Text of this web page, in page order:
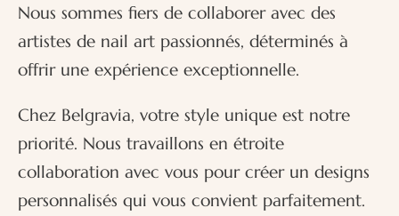
Nous sommes fiers de collaborer avec des
artistes de nail art passionnés, déterminés à
offrir une expérience exceptionnelle.
Chez Belgravia, votre style unique est notre
priorité. Nous travaillons en étroite
collaboration avec vous pour créer un designs
personnalisés qui vous convient parfaitement.